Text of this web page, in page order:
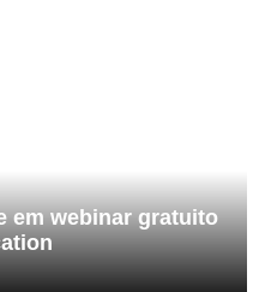
em webinar gratuito